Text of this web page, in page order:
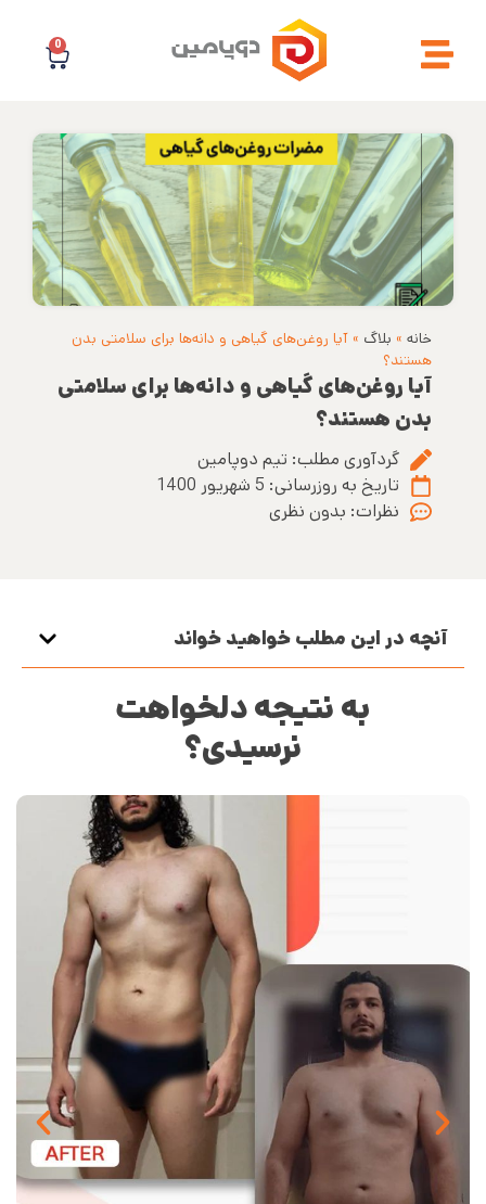
0
خانه » بلاگ » آیا روغن‌های گیاهی و دانه‌ها برای سلامتی بدن
هستند؟
آیا روغن‌های گیاهی و دانه‌ها برای سلامتی
بدن هستند؟
گردآوری مطلب: تیم دوپامین
تاریخ به روزرسانی: 5 شهریور 1400
نظرات: بدون نظری
آنچه در این مطلب خواهید خواند
به نتیجه دلخواهت
نرسیدی؟